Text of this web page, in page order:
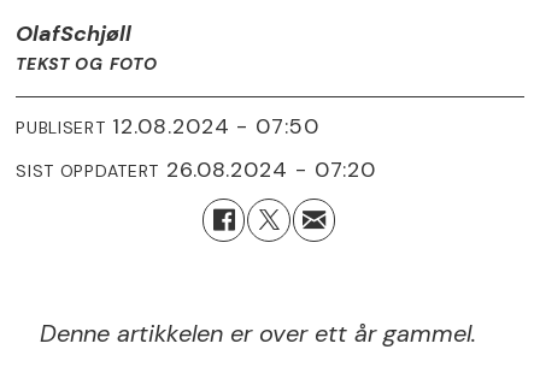
OlafSchjøll
TEKST OG FOTO
PUBLISERT 12.08.2024 - 07:50
SIST OPPDATERT 26.08.2024 - 07:20
Denne artikkelen er over ett år gammel.